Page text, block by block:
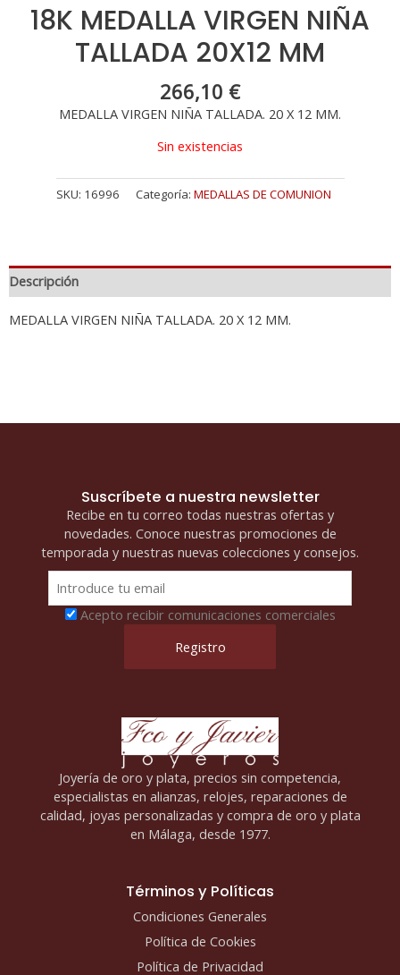
18K MEDALLA VIRGEN NIÑA
TALLADA 20X12 MM
266,10 €
MEDALLA VIRGEN NIÑA TALLADA. 20 X 12 MM.
Sin existencias
SKU: 16996 Categoría: MEDALLAS DE COMUNION
Descripción
MEDALLA VIRGEN NIÑA TALLADA. 20 X 12 MM.
Suscríbete a nuestra newsletter
Recibe en tu correo todas nuestras ofertas y
novedades. Conoce nuestras promociones de
temporada y nuestras nuevas colecciones y consejos.
Acepto recibir comunicaciones comerciales
Joyería de oro y plata, precios sin competencia,
especialistas en alianzas, relojes, reparaciones de
calidad, joyas personalizadas y compra de oro y plata
en Málaga, desde 1977.
Términos y Políticas
Condiciones Generales
Política de Cookies
Política de Privacidad